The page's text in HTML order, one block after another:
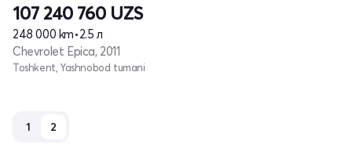
107 240 760 UZS
248 000 km•2.5 л
Chevrolet Epica, 2011
Toshkent, Yashnobod tumani
1 2